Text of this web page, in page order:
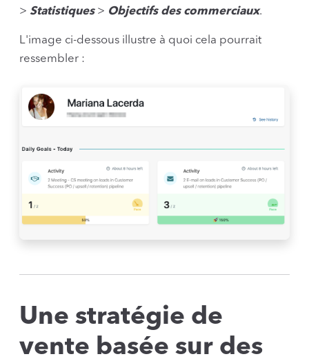
> Statistiques> Objectifs des commerciaux.
L'image ci-dessous illustre à quoi cela pourrait
ressembler :
Une stratégie de
vente basée sur des